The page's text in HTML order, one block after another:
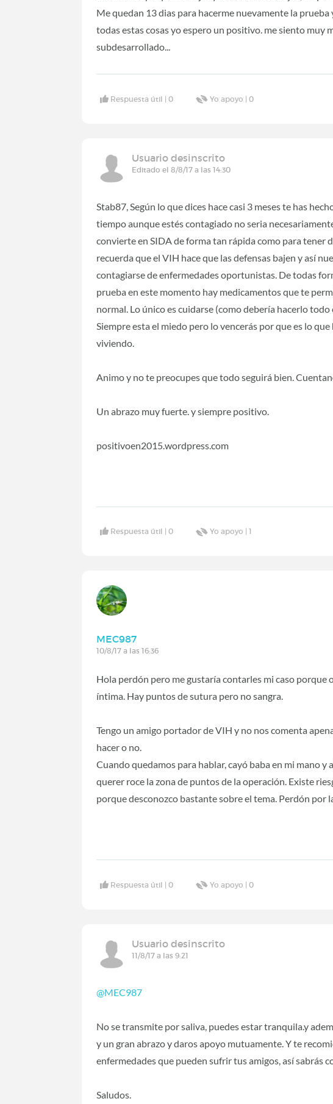
Me quedan 13 dias para hacerme nuevamente la prueba
todas estas cosas yo espero un positivo. me siento muy
subdesarrollado...
Respuesta útil |0 Yo apoyo |0
Usuario desinscrito
Editado el 8/8/17 a las 14:30
Stab87, Según lo que dices hace casi 3 meses te has
tiempo aunque estés contagiado no seria
convierte en SIDA de forma tan rápida como para tener
recuerda que el VIH hace que las defensas bajen y así
contagiarse de enfermedades oportunistas. De todas
prueba en este momento hay medicamentos que te
normal. Lo único es cuidarse (como debería hacerlo
Siempre esta el miedo pero lo vencerás por que es lo
viviendo.
Animo y no te preocupes que todo seguirá bien.
Un abrazo muy fuerte. y siempre positivo.
positivoen2015.wordpress.com
Respuesta útil |0 Yo apoyo |1
MEC987
10/8/17 a las 16:36
Hola perdón pero me gustaría contarles mi caso porque
íntima. Hay puntos de sutura pero no sangra.
Tengo un amigo portador de VIH y no nos comenta
hacer o no.
Cuando quedamos para hablar, cayó baba en mi mano
querer roce la zona de puntos de la operación. Existe
porque desconozco bastante sobre el tema. Perdón por
Respuesta útil |0 Yo apoyo |0
Usuario desinscrito
11/8/17 a las 9:21
@MEC987
No se transmite por saliva, puedes estar tranquila.y
y un gran abrazo y daros apoyo mutuamente. Y te
enfermedades que pueden sufrir tus amigos, así sabrás
Saludos.